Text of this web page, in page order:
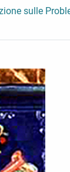
sulle